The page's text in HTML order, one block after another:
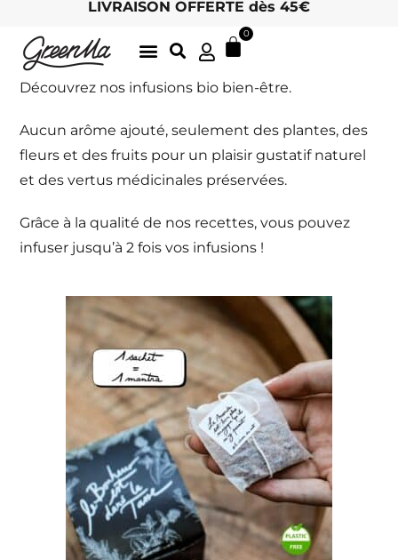
LIVRAISON OFFERTE dès 45€
0
Découvrez nos infusions bio bien-être.
Aucun arôme ajouté, seulement des plantes, des
fleurs et des fruits pour un plaisir gustatif naturel
et des vertus médicinales préservées.
Grâce à la qualité de nos recettes, vous pouvez
infuser jusqu’à 2 fois vos infusions !